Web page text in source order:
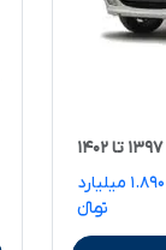
۱۳۹۷ تا ۱۴۰۲
۱.۴۹۰ میلیارد تا ۱.۸۹۰ میلیارد
تومانءءء